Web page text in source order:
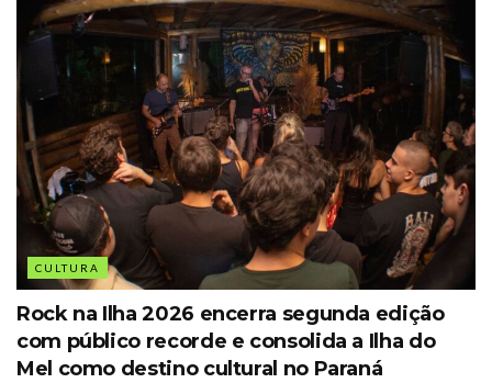
CULTURA
Rock na Ilha 2026 encerra segunda edição
com público recorde e consolida a Ilha do
Mel como destino cultural no Paraná